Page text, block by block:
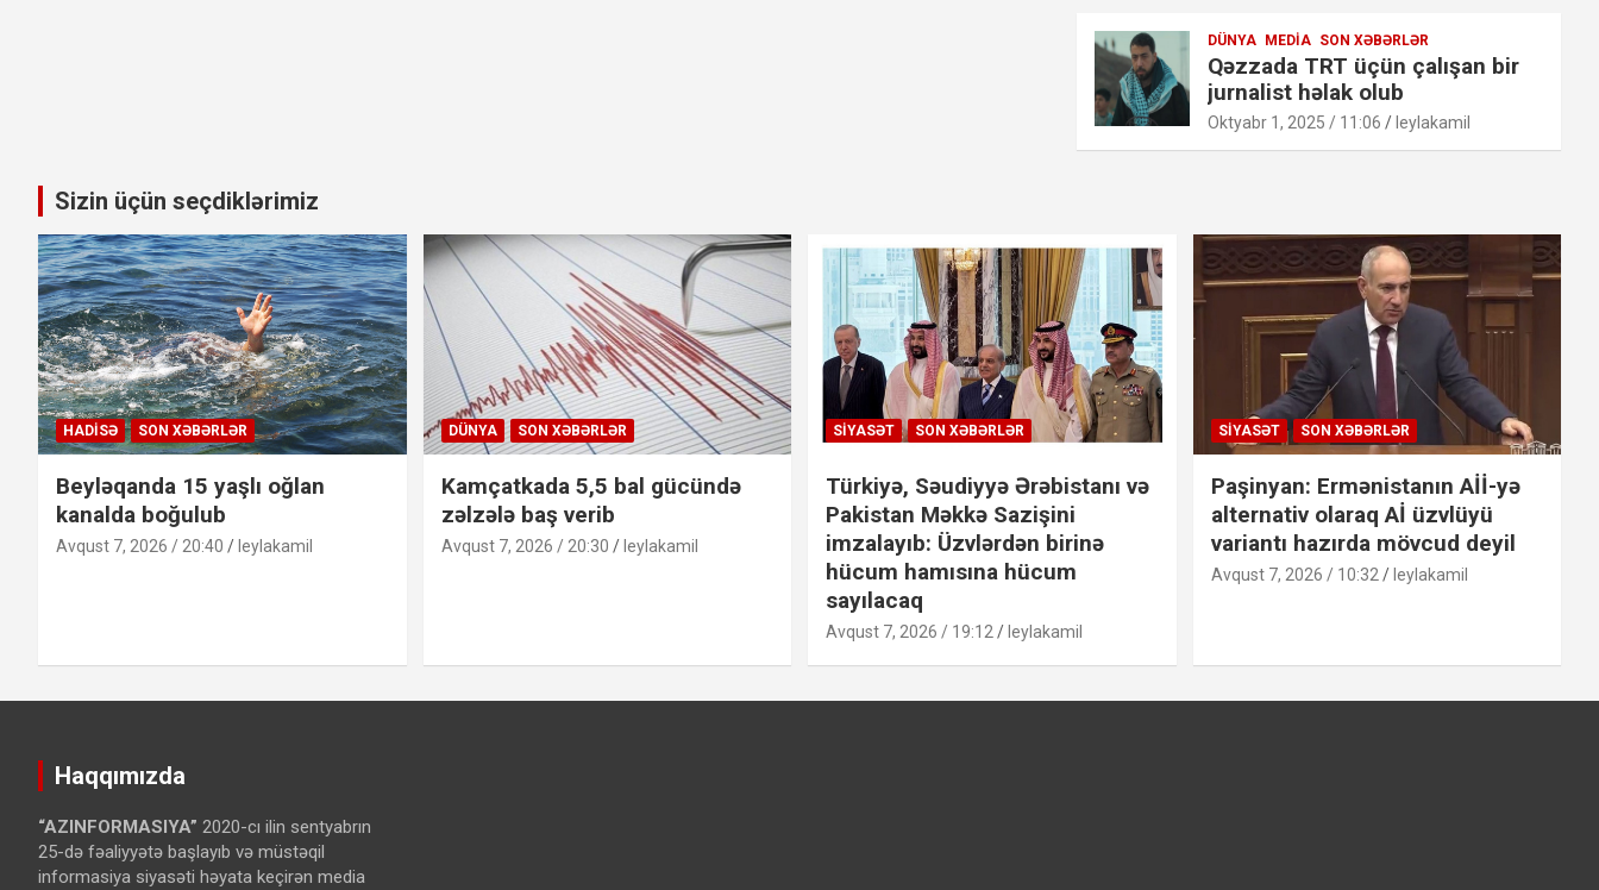
DÜNYA MEDIA SON XƏBƏRLƏR
Qəzzada TRT üçün çalışan bir
jurnalist həlak olub
Oktyabr 1, 2025 / 11:06 leylakamil
Sizin üçün seçdiklərimiz
HADISƏ SON XƏBƏRLƏR
Beyləqanda 15 yaşlı oğlan
kanalda boğulub
Avqust 7, 2026 / 20:40 leylakamil
DÜNYA SON XƏBƏRLƏR
Kamçatkada 5,5 bal gücündə
zəlzələ baş verib
Avqust 7, 2026 / 20:30 leylakamil
SIYASƏT SON XƏBƏRLƏR
Türkiyə, Səudiyyə Ərəbistanı və
Pakistan Məkkə Sazişini
imzalayıb: Üzvlərdən birinə
hücum hamısına hücum
sayılacaq
Avqust 7, 2026 / 19:12 leylakamil
SIYASƏT SON XƏBƏRLƏR
Paşinyan: Ermənistanın Aİİ-yə
alternativ olaraq Aİ üzvlüyü
variantı hazırda mövcud deyil
Avqust 7, 2026 / 10:32 leylakamil
Haqqımızda
“AZINFORMASIYA” 2020-cı ilin sentyabrın
25-də fəaliyyətə başlayıb və müstəqil
informasiya siyasəti həyata keçirən media